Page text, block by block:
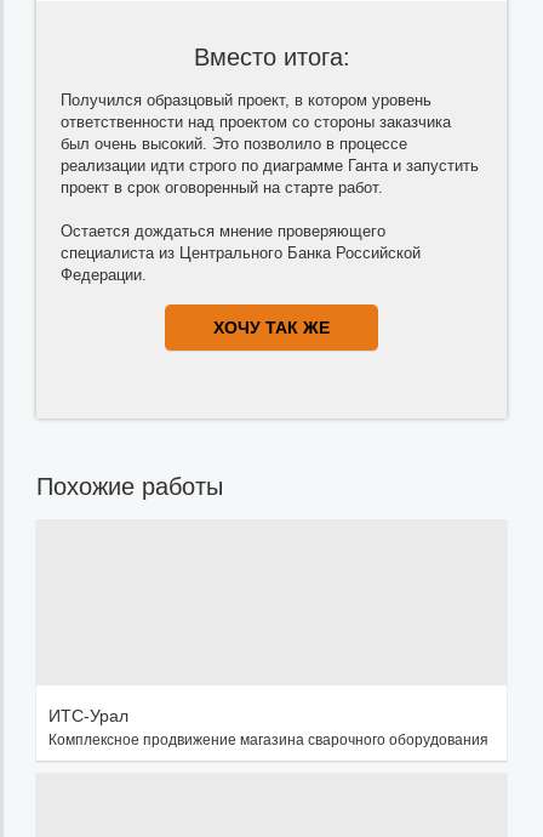
Вместо итога:
Получился образцовый проект, в котором уровень
ответственности над проектом со стороны заказчика
был очень высокий. Это позволило в процессе
реализации идти строго по диаграмме Ганта и запустить
проект в срок оговоренный на старте работ.
Остается дождаться мнение проверяющего
специалиста из Центрального Банка Российской
Федерации.
ХОЧУ ТАК ЖЕ
Похожие работы
ИТС-Урал
Комплексное продвижение магазина сварочного оборудования